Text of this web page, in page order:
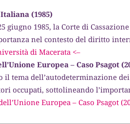
(1985)
giugno 1985, la Corte di
nel contesto del diritto
di Macerata <–
Europea – Caso Psagot
il tema dell’autodeterminazione
occupati, sottolineando
Europea – Caso Psagot